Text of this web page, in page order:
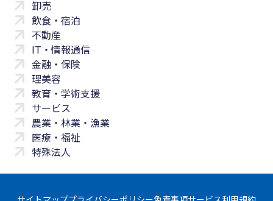
卸売
飲食・宿泊
不動産
IT・情報通信
金融・保険
理美容
教育・学術支援
サービス
農業・林業・漁業
医療・福祉
特殊法人